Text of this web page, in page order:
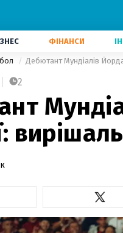
ФІНАНСИ
Дебютант Мундіалів
2